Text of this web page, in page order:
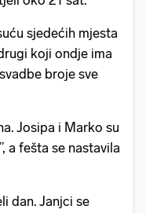
sjedećih mjesta
koji ondje ima
broje sve
Josipa i Marko su
a fešta se nastavila
dan. Janjci se